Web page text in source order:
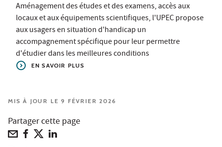
Aménagement des études et des examens, accès aux
locaux et aux équipements scientifiques, l'UPEC propose
aux usagers en situation d'handicap un
accompagnement spécifique pour leur permettre
d'étudier dans les meilleures conditions
EN SAVOIR PLUS
MIS À JOUR LE 9 FÉVRIER 2026
Partager cette page